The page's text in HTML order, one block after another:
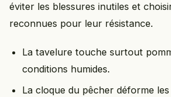
éviter les blessures inutiles et
reconnues pour leur résistance.
La tavelure touche surtout
conditions humides.
La cloque du pêcher déforme